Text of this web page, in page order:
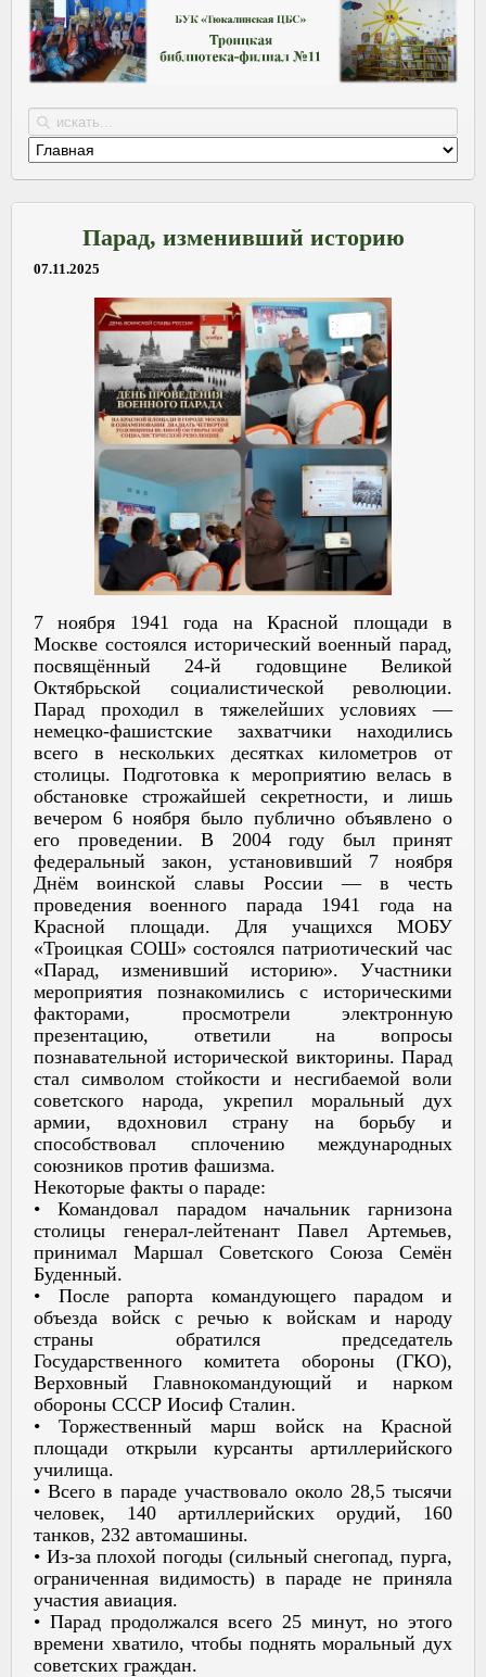
Парад, изменивший историю
07.11.2025
7 ноября 1941 года на Красной площади в
Москве состоялся исторический военный парад,
посвящённый 24-й годовщине Великой
Октябрьской социалистической революции.
Парад проходил в тяжелейших условиях —
немецко-фашистские захватчики находились
всего в нескольких десятках километров от
столицы. Подготовка к мероприятию велась в
обстановке строжайшей секретности, и лишь
вечером 6 ноября было публично объявлено о
его проведении. В 2004 году был принят
федеральный закон, установивший 7 ноября
Днём воинской славы России — в честь
проведения военного парада 1941 года на
Красной площади. Для учащихся МОБУ
«Троицкая СОШ» состоялся патриотический час
«Парад, изменивший историю». Участники
мероприятия познакомились с историческими
факторами, просмотрели электронную
презентацию, ответили на вопросы
познавательной исторической викторины. Парад
стал символом стойкости и несгибаемой воли
советского народа, укрепил моральный дух
армии, вдохновил страну на борьбу и
способствовал сплочению международных
союзников против фашизма.
Некоторые факты о параде:
• Командовал парадом начальник гарнизона
столицы генерал-лейтенант Павел Артемьев,
принимал Маршал Советского Союза Семён
Буденный.
• После рапорта командующего парадом и
объезда войск с речью к войскам и народу
страны обратился председатель
Государственного комитета обороны (ГКО),
Верховный Главнокомандующий и нарком
обороны СССР Иосиф Сталин.
• Торжественный марш войск на Красной
площади открыли курсанты артиллерийского
училища.
• Всего в параде участвовало около 28,5 тысячи
человек, 140 артиллерийских орудий, 160
танков, 232 автомашины.
• Из-за плохой погоды (сильный снегопад, пурга,
ограниченная видимость) в параде не приняла
участия авиация.
• Парад продолжался всего 25 минут, но этого
времени хватило, чтобы поднять моральный дух
советских граждан.